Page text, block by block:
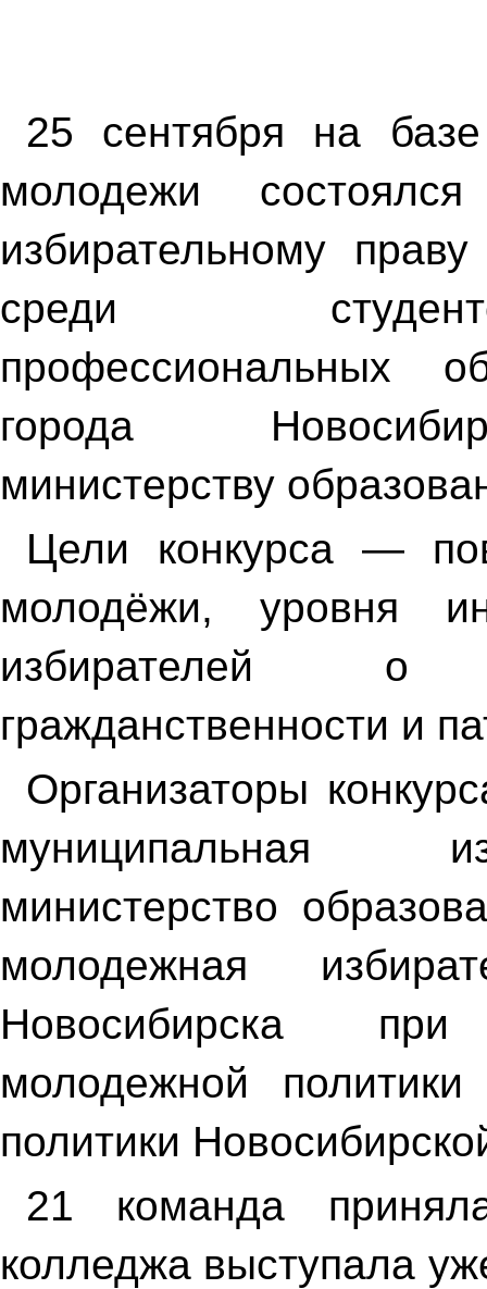
25 сентября на
молодежи
избирательному
среди
профессиональных
города
министерству
Цели конкурса —
молодёжи, уровня
избирателей о
гражданственности и
Организаторы
муниципальная
министерство
молодежная
Новосибирска
молодежной политики
политики
21 команда
колледжа выступала